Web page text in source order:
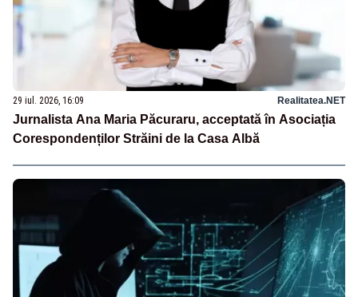
29 iul. 2026, 16:09 Realitatea.NET
Jurnalista Ana Maria Păcuraru, acceptată în Asociația
Corespondenților Străini de la Casa Albă